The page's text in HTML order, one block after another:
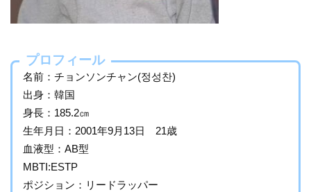
プロフィール
名前：チョンソンチャン(정성찬)
出身：韓国
身長：185.2㎝
生年月日：2001年9月13日 21歳
血液型：AB型
MBTI:ESTP
ポジション：リードラッパー